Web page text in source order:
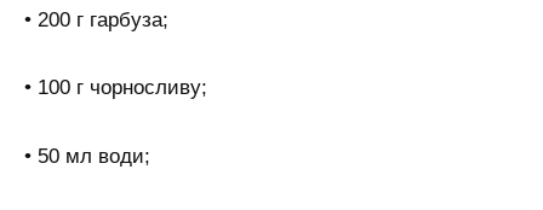
• 200 г гарбуза;
• 100 г чорносливу;
• 50 мл води;